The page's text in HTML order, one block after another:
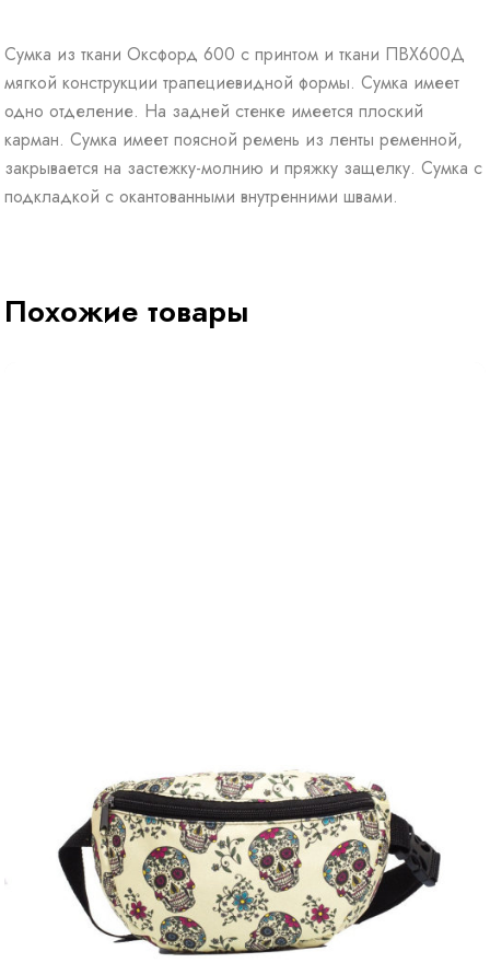
Сумка из ткани Оксфорд 600 с принтом и ткани ПВХ600Д
мягкой конструкции трапециевидной формы. Сумка имеет
одно отделение. На задней стенке имеется плоский
карман. Сумка имеет поясной ремень из ленты ременной,
закрывается на застежку-молнию и пряжку защелку. Сумка с
подкладкой с окантованными внутренними швами.
Похожие товары